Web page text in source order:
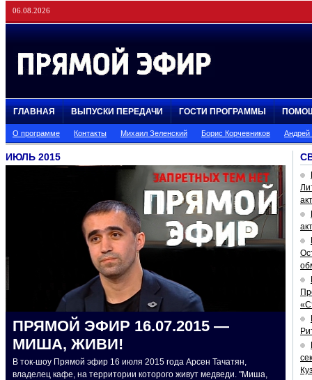
06.08.2026
ГЛАВНАЯ ВЫПУСКИ ПЕРЕДАЧИ ГОСТИ ПРОГРАММЫ
О программе Контакты Михаил Зеленский Борис Корчевников
ИЮЛЬ 2015
ПРЯМОЙ ЭФИР 16.07.2015 —
МИША, ЖИВИ!
В ток-шоу Прямой эфир 16 июля 2015 года Арсен Тачатян,
владелец кафе, на территории которого живут медведи. "Миша,